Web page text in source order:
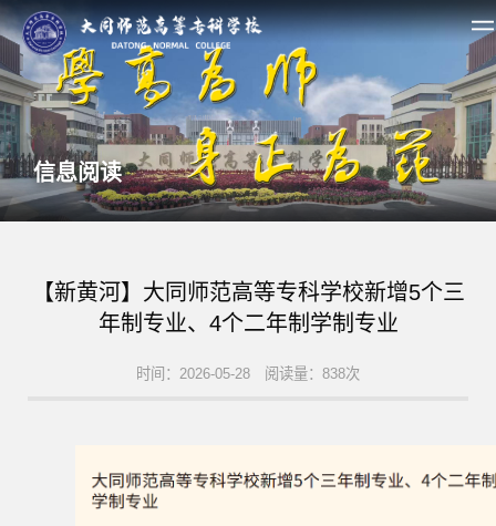
信息阅读
【新黄河】大同师范高等专科学校新增5个三
年制专业、4个二年制学制专业
时间：2026-05-28 阅读量：838次